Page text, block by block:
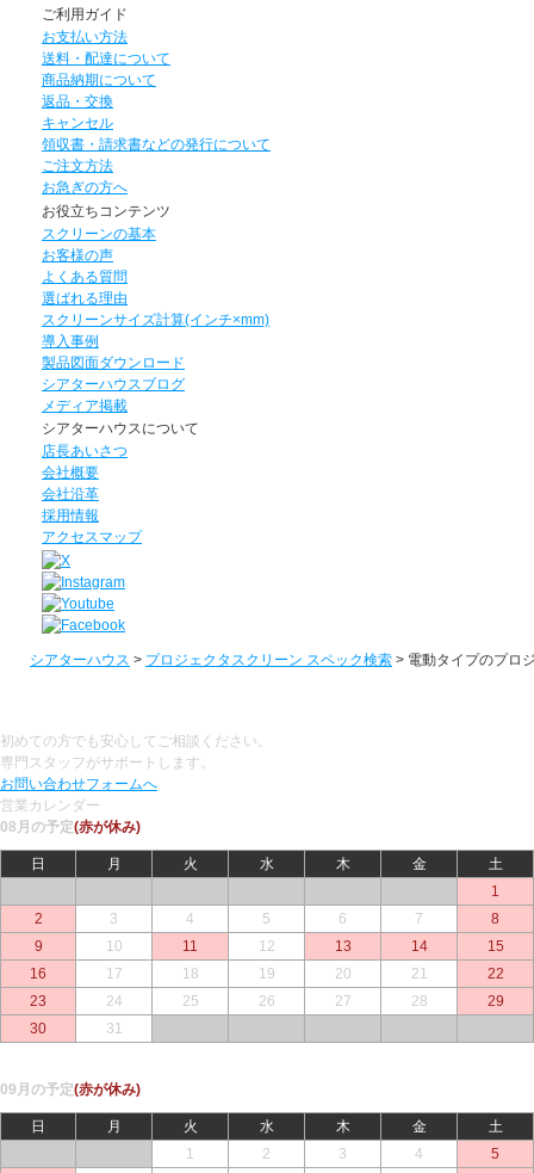
ご利用ガイド
お支払い方法
送料・配達について
商品納期について
返品・交換
キャンセル
領収書・請求書などの発行について
ご注文方法
お急ぎの方へ
お役立ちコンテンツ
スクリーンの基本
お客様の声
よくある質問
選ばれる理由
スクリーンサイズ計算(インチ×mm)
導入事例
製品図面ダウンロード
シアターハウスブログ
メディア掲載
シアターハウスについて
店長あいさつ
会社概要
会社沿革
採用情報
アクセスマップ
シアターハウス > プロジェクタスクリーン スペック検索 > 電動タイプのプロ
初めての方でも安心してご相談ください。
専門スタッフがサポートします。
お問い合わせフォームへ
営業カレンダー
08月の予定(赤が休み)
日 月 火 水 木 金
土
1
2
3 4 5 6 7
8
9
10 11 12 13 14
15
16
17 18 19 20 21
22
23
24 25 26 27 28
29
30
31
09月の予定(赤が休み)
日 月 火 水 木 金
土
1 2 3 4
5